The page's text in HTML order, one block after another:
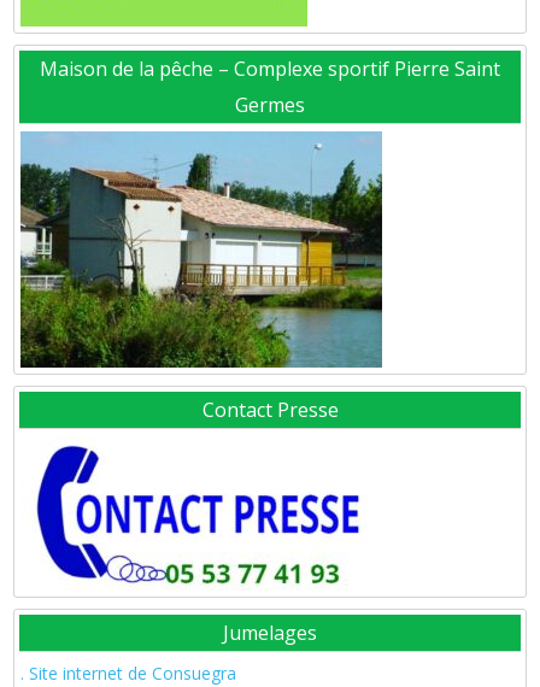
Maison de la pêche – Complexe sportif Pierre Saint
Germes
Contact Presse
Jumelages
. Site internet de Consuegra